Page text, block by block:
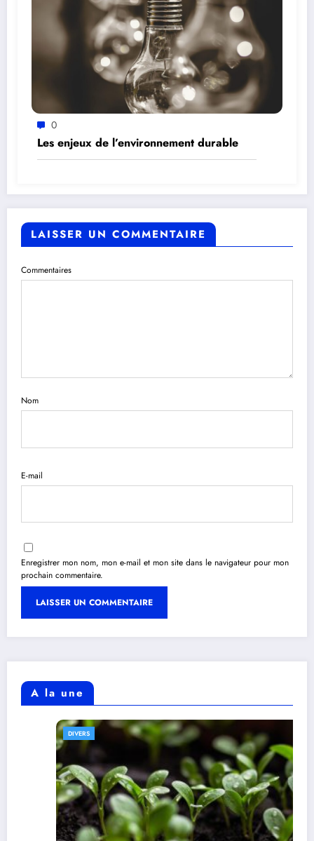
0
Les enjeux de l’environnement durable
LAISSER UN COMMENTAIRE
Commentaires
Nom
E-mail
Enregistrer mon nom, mon e-mail et mon site dans le navigateur pour mon
prochain commentaire.
A la une